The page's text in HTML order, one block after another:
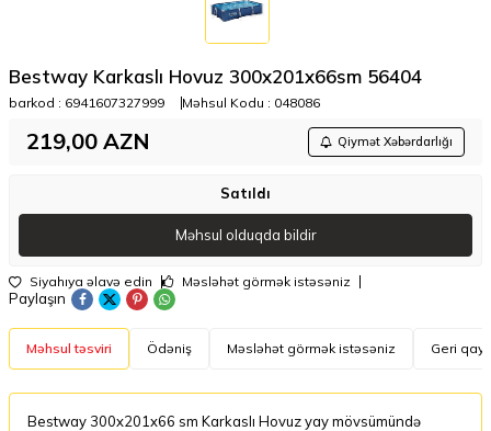
Bestway Karkaslı Hovuz 300x201x66sm 56404
barkod : 6941607327999 Məhsul Kodu : 048086
219,00 AZN Qiymət Xəbərdarlığı
Satıldı
Məhsul olduqda bildir
Siyahıya əlavə edin Məsləhət görmək istəsəniz
Paylaşın
Məhsul təsviri Ödəniş Məsləhət görmək istəsəniz Geri
Bestway 300x201x66 sm Karkaslı Hovuz yay mövsümündə